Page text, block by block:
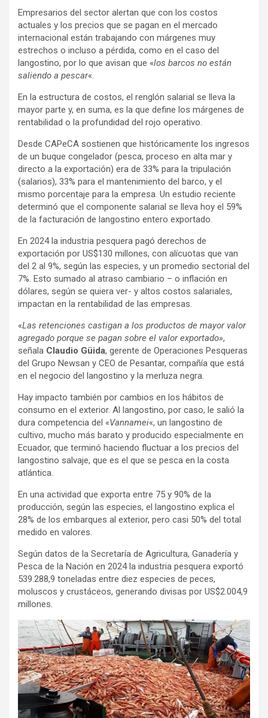
Empresarios del sector alertan que con los costos
actuales y los precios que se pagan en el mercado
internacional están trabajando con márgenes muy
estrechos o incluso a pérdida, como en el caso del
langostino, por lo que avisan que «los barcos no están
saliendo a pescar«.
En la estructura de costos, el renglón salarial se lleva la
mayor parte y, en suma, es la que define los márgenes de
rentabilidad o la profundidad del rojo operativo.
Desde CAPeCA sostienen que históricamente los ingresos
de un buque congelador (pesca, proceso en alta mar y
directo a la exportación) era de 33% para la tripulación
(salarios), 33% para el mantenimiento del barco, y el
mismo porcentaje para la empresa. Un estudio reciente
determinó que el componente salarial se lleva hoy el 59%
de la facturación de langostino entero exportado.
En 2024 la industria pesquera pagó derechos de
exportación por US$130 millones, con alícuotas que van
del 2 al 9%, según las especies, y un promedio sectorial del
7%. Esto sumado al atraso cambiario – o inflación en
dólares, según se quiera ver- y altos costos salariales,
impactan en la rentabilidad de las empresas.
«Las retenciones castigan a los productos de mayor valor
agregado porque se pagan sobre el valor exportado»,
señala Claudio Güida, gerente de Operaciones Pesqueras
del Grupo Newsan y CEO de Pesantar, compañía que está
en el negocio del langostino y la merluza negra.
Hay impacto también por cambios en los hábitos de
consumo en el exterior. Al langostino, por caso, le salió la
dura competencia del «Vannamei«, un langostino de
cultivo, mucho más barato y producido especialmente en
Ecuador, que terminó haciendo fluctuar a los precios del
langostino salvaje, que es el que se pesca en la costa
atlántica.
En una actividad que exporta entre 75 y 90% de la
producción, según las especies, el langostino explica el
28% de los embarques al exterior, pero casi 50% del total
medido en valores.
Según datos de la Secretaría de Agricultura, Ganadería y
Pesca de la Nación en 2024 la industria pesquera exportó
539.288,9 toneladas entre diez especies de peces,
moluscos y crustáceos, generando divisas por US$2.004,9
millones.